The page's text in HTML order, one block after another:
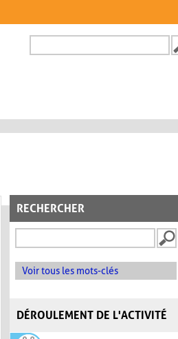
FORMULAIRE DE
RECHERCHER
Voir tous les mots-clés
DÉROULEMENT DE L'ACTIVITÉ